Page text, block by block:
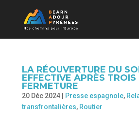
LA RÉOUVERTURE DU
EFFECTIVE APRÈS
FERMETURE
20 Déc 2024| Presse espagnole,
transfrontalières, Routier